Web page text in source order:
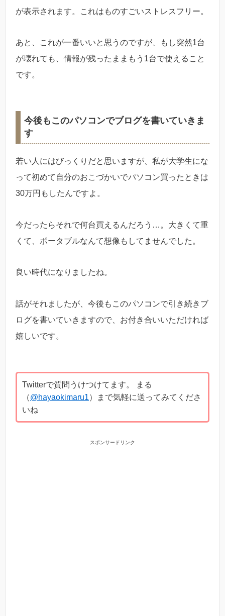
が表示されます。これはものすごいストレスフリー。
あと、これが一番いいと思うのですが、もし突然1台
が壊れても、情報が残ったままもう1台で使えること
です。
今後もこのパソコンでブログを書いていきま
す
若い人にはびっくりだと思いますが、私が大学生にな
って初めて自分のおこづかいでパソコン買ったときは
30万円もしたんですよ。
今だったらそれで何台買えるんだろう…。大きくて重
くて、ポータブルなんて想像もしてませんでした。
良い時代になりましたね。
話がそれましたが、今後もこのパソコンで引き続きブ
ログを書いていきますので、お付き合いいただければ
嬉しいです。
Twitterで質問うけつけてます。 まる
（@hayaokimaru1）まで気軽に送ってみてくださ
いね
スポンサードリンク